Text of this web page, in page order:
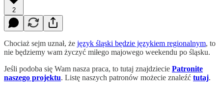
2
Chociaż sejm uznał, że język śląski będzie językiem regionalnym, to
nie będziemy wam życzyć miłego majowego weekendu po śląsku.
Jeśli podoba się Wam nasza praca, to tutaj znajdziecie Patronite
naszego projektu. Listę naszych patronów możecie znaleźć tutaj.